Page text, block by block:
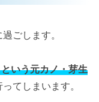
ごします。
いう元カノ・芽生
てしまいます。